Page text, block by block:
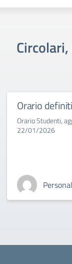
Orario
Orario Studenti,
22/01/2026